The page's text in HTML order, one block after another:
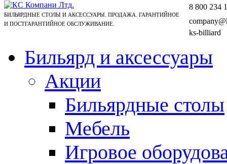
БИЛЬЯРДНЫЕ СТОЛЫ И АКСЕССУАРЫ. ПРОДАЖА. ГАРАНТИЙНОЕ
И ПОСТГАРАНТИЙНОЕ ОБСЛУЖИВАНИЕ.
8 800 234
ks-billiard
Бильярд и аксессуары
Акции
Бильярдные столы
Мебель
Игровое